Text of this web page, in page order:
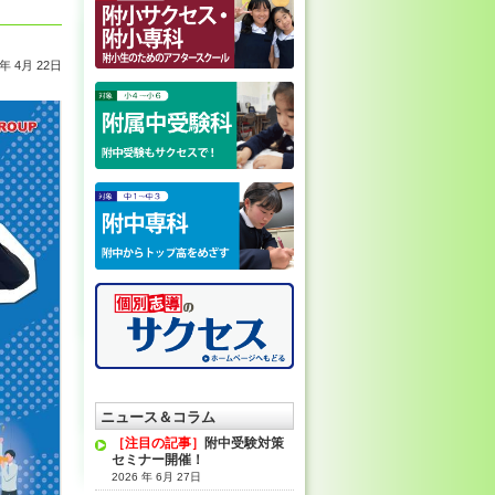
4月 22日
ニュース＆コラム
［注目の記事］
附中受験対策
セミナー開催！
2026 年 6月 27日